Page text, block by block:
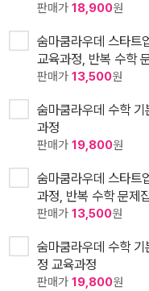
판매가 18,900원
숨마쿰라우데 스타
교육과정, 반복 수학
판매가 13,500원
숨마쿰라우데 수학
과정
판매가 19,800원
숨마쿰라우데 스타
과정, 반복 수학 문제집
판매가 13,500원
숨마쿰라우데 수학
정 교육과정
판매가 19,800원